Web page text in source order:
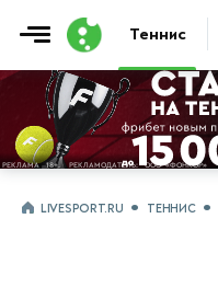
Теннис
LIVESPORT.RU ТЕННИС